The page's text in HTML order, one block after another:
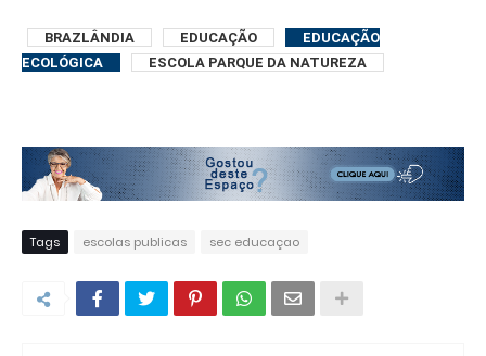
BRAZLÂNDIA EDUCAÇÃO
EDUCAÇÃO
ECOLÓGICA
ESCOLA PARQUE DA NATUREZA
Tags escolas publicas sec educaçao